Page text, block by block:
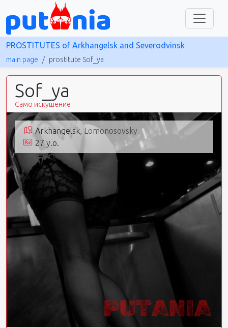
PROSTITUTES of Arkhangelsk and Severodvinsk
main page prostitute Sof_ya
Sof_ya
Само искушение
Arkhangelsk, Lomonosovsky
27 y.o.